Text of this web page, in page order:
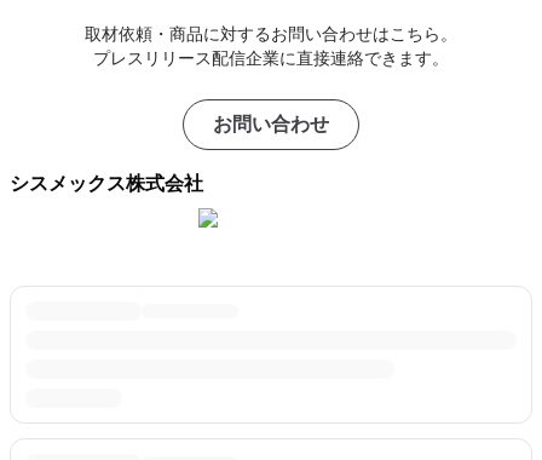
取材依頼・商品に対するお問い合わせはこちら。
プレスリリース配信企業に直接連絡できます。
お問い合わせ
シスメックス株式会社